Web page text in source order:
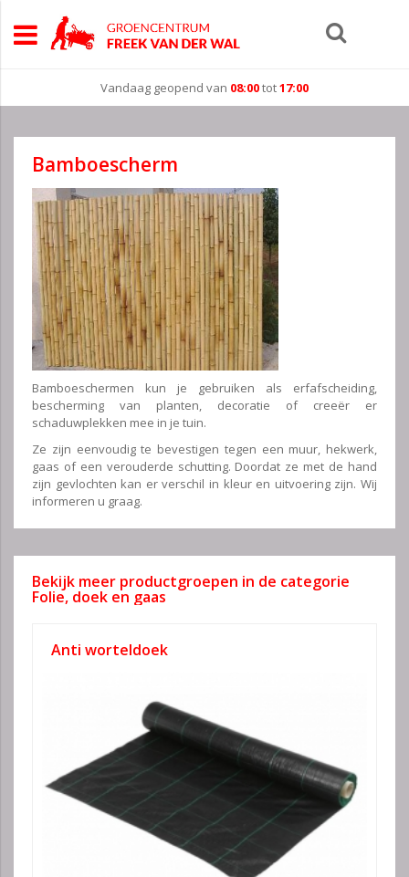
Vandaag geopend van 08:00tot17:00
Bamboescherm
Bamboeschermen kun je gebruiken als erfafscheiding,
bescherming van planten, decoratie of creeër er
schaduwplekken mee in je tuin.
Ze zijn eenvoudig te bevestigen tegen een muur, hekwerk,
gaas of een verouderde schutting. Doordat ze met de hand
zijn gevlochten kan er verschil in kleur en uitvoering zijn. Wij
informeren u graag.
Bekijk meer productgroepen in de categorie
Folie, doek en gaas
Anti worteldoek